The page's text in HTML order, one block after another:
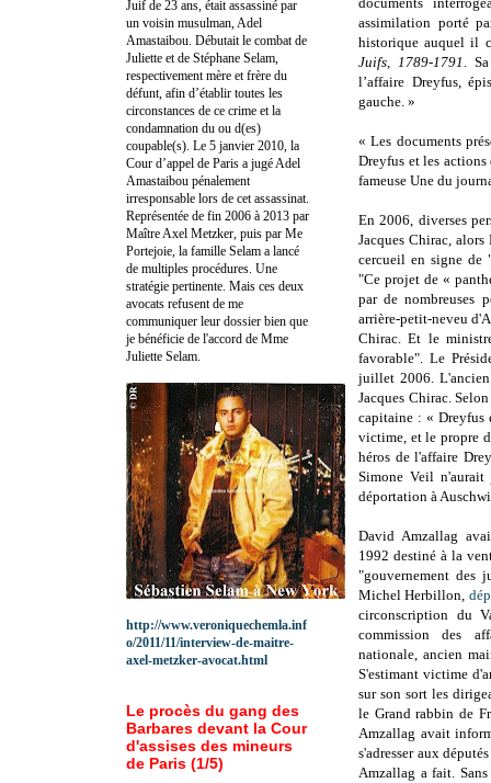
assimilation porté
historique auquel il
Juifs, 1789-1791 .
l’affaire Dreyfus,
gauche. »
« Les documents
Dreyfus et les actions
fameuse Une du
En 2006, diverses
Jacques Chirac,
cercueil en signe de
"Ce projet de «
par de nombreuses
arrière-petit-neveu
Chirac. Et le
favorable". Le
juillet 2006.
Jacques Chirac.
capitaine : « Dreyfus
victime, et le propre
héros de l'affaire
Simone Veil
déportation à
David Amzallag
1992 destiné à la
"gouvernement des
Michel Herbillon,
circonscription du
commission des
nationale, ancien
S'estimant victime
sur son sort les
le Grand rabbin de
Amzallag avait
s'adresser aux
Amzallag a fait.
Juif de 23 ans, était assassiné par
un voisin musulman, Adel
Amastaibou. Débutait le combat de
Juliette et de Stéphane Selam,
respectivement mère et frère du
défunt, afin d’établir toutes les
circonstances de ce crime et la
condamnation du ou d(es)
coupable(s). Le 5 janvier 2010, la
Cour d’appel de Paris a jugé Adel
Amastaibou pénalement
irresponsable lors de cet assassinat.
Représentée de fin 2006 à 2013 par
Maître Axel Metzker, puis par Me
Portejoie, la famille Selam a lancé
de multiples procédures. Une
stratégie pertinente. Mais ces deux
avocats refusent de me
communiquer leur dossier bien que
je bénéficie de l'accord de Mme
Juliette Selam.
http://www.veroniquechemla.inf
o/2011/11/interview-de-maitre-
axel-metzker-avocat.html
Le procès du gang des
Barbares devant la Cour
d'assises des mineurs
de Paris (1/5)